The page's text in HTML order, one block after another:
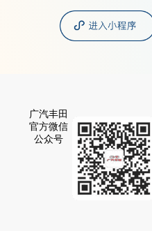
广汽丰田
官方微信
公众号